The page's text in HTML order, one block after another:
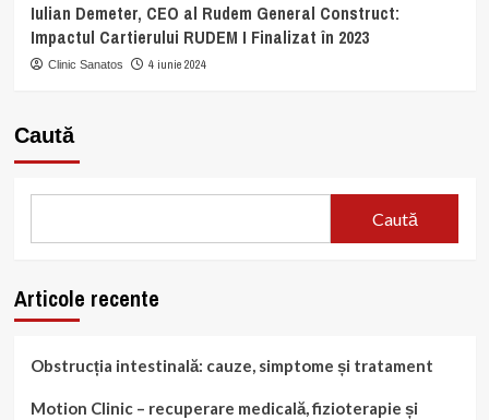
Iulian Demeter, CEO al Rudem General Construct:
Impactul Cartierului RUDEM I Finalizat în 2023
Clinic Sanatos 4 iunie 2024
Caută
Caută
Articole recente
Obstrucția intestinală: cauze, simptome și tratament
Motion Clinic – recuperare medicală, fizioterapie și